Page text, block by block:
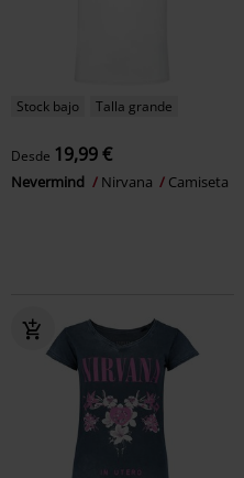
Stock bajo Talla grande
Desde 19,99 €
Nevermind Nirvana Camiseta